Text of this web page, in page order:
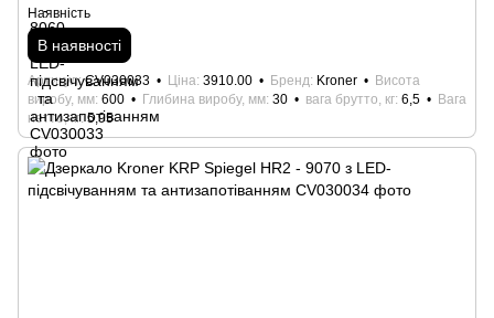
Наявність
В наявності
Артикул CV030033 Ціна 3910.00 Бренд Kroner
Висота
виробу, мм 600 Глибина виробу, мм 30 вага брутто, кг 6,5
Вага
нетто, кг 5,95